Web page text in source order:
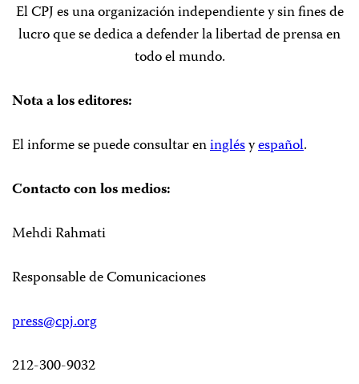
El CPJ es una organización independiente y sin fines de
lucro que se dedica a defender la libertad de prensa en
todo el mundo.
Nota a los editores:
El informe se puede consultar eninglésyespañol.
Contacto con los medios:
Mehdi Rahmati
Responsable de Comunicaciones
press@cpj.org
212-300-9032